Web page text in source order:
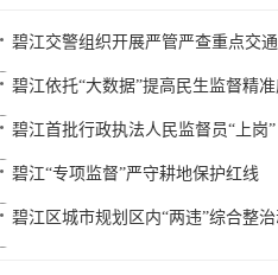
碧江交警组织开展严管严查重点交
碧江依托“大数据”提高民生监督精
碧江首批行政执法人民监督员“上岗”
碧江“专项监督”严守耕地保护红线
碧江区城市规划区内“两违”综合整